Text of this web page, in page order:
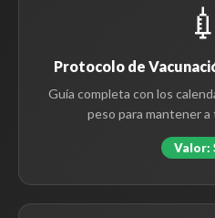
💉
Protocolo de
Guía completa con los
peso para mantener
Valor: